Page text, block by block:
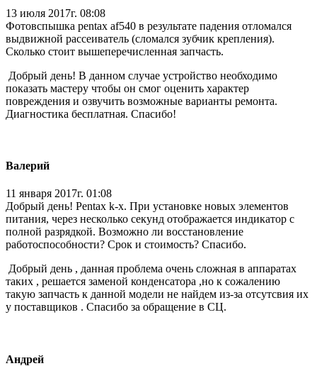
13 июля 2017г. 08:08
Фотовспышка pentax af540 в результате падения отломался
выдвижной рассеиватель (сломался зубчик крепления).
Сколько стоит вышеперечисленная запчасть.
Добрый день! В данном случае устройство необходимо
показать мастеру чтобы он смог оценить характер
повреждения и озвучить возможные варианты ремонта.
Диагностика бесплатная. Спасибо!
Валерий
11 января 2017г. 01:08
Добрый день! Pentax k-x. При установке новых элементов
питания, через несколько секунд отображается индикатор с
полной разрядкой. Возможно ли восстановление
работоспособности? Срок и стоимость? Спасибо.
Добрый день , данная проблема очень сложная в аппаратах
таких , решается заменой конденсатора ,но к сожалению
такую запчасть к данной модели не найдем из-за отсутсвия их
у поставщиков . Спасибо за обращение в СЦ.
Андрей